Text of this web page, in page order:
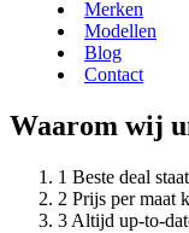
Merken
Modellen
Blog
Contact
Waarom wij
Beste deal
Prijs per maat
Altijd up-to-